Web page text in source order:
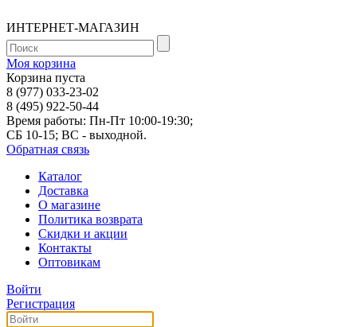
ИНТЕРНЕТ-МАГАЗИН
Моя корзина
Корзина пуста
8 (977) 033-23-02
8 (495) 922-50-44
Время работы: Пн-Пт 10:00-19:30;
СБ 10-15; ВС - выходной.
Обратная связь
Каталог
Доставка
О магазине
Политика возврата
Скидки и акции
Контакты
Оптовикам
Войти
Регистрация